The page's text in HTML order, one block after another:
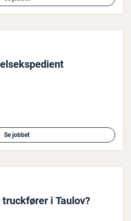
Se jobbet
i Taulov?